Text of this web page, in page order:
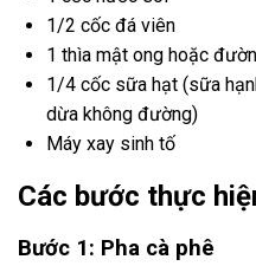
1/2 cốc đá viên
1 thìa mật ong hoặc
1/4 cốc sữa hạt (sữa
dừa không đường)
Máy xay sinh tố
Các bước thực
Bước 1: Pha cà phê